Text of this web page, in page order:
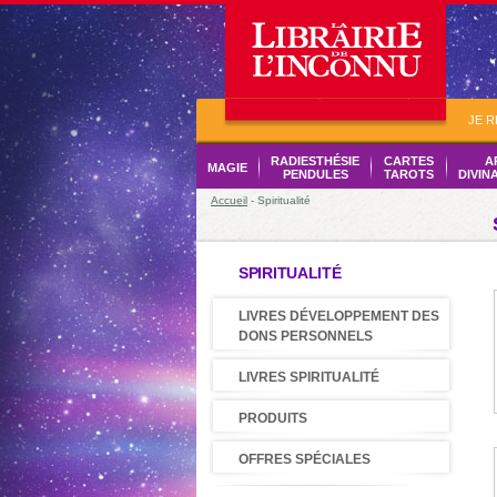
JE
MAGIE
RADIESTHÉSIE
PENDULES
CARTES
TAROTS
Accueil - Spiritualité
SPIRITUALITÉ
LIVRES DÉVELOPPEMENT DES
DONS PERSONNELS
LIVRES SPIRITUALITÉ
PRODUITS
OFFRES SPÉCIALES